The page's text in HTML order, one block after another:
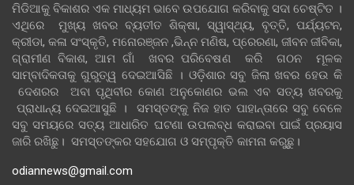
ମିଡିଆକୁ ବିକାଶର ଏକ ମାଧ୍ୟମ ଭାବେ ଉପଯୋଗ କରିବାକୁ ସଦା ଚେଷ୍ଟିତ ।
ଏଥିରେ ମୁଖ୍ୟ ଖବର ବ୍ୟତୀତ ଶିକ୍ଷା, ସ୍ୱାସ୍ଥ୍ୟ, ବୃତ୍ତି, ପର୍ଯ୍ୟଟନ,
କ୍ରୀଡା, କଳା ସଂସ୍କୃତି, ମନୋରଞ୍ଜନ ,ଭିନ୍ନ ମଣିଷ, ପ୍ରେରଣା, ଜୀବନ ଜୀବିକା,
ଗ୍ରାମୀଣ ବିକାଶ, ଆମ ଗାଁ ଖବର ପରିବେଷଣ କରି ଗଠନ ମୂଳକ
ସାମ୍ବାଦିକତାକୁ ଗୁରୁତ୍ୱ ଦେଇଆସିଛି । ଓଡ଼ିଶାର ସବୁ ଜିଲା ଖବର ହେଉ କି
ଦେଶରର ଅବା ପୃଥିବୀର କୋଣ ଅନୁକୋଣର ଭଲ ଏବ ସତ୍ୟ ଖବରକୁ
ପ୍ରାଧାନ୍ୟ ଦେଇଆସୁଛି । ସମସ୍ତଙ୍କୁ ନିଜ ହାତ ପାହାନ୍ତାରେ ସବୁ ବେଳେ
ସବୁ ସମୟରେ ସତ୍ୟ ଆଧାରିତ ଘଟଣା ଉପଲବ୍ଧ କରାଇବା ପାଇଁ ପ୍ରୟାସ
ଜାରି ରଖିଛୁ। ସମସ୍ତଙ୍କର ସହଯୋଗ ଓ ସମ୍ପୃକ୍ତି କାମନା କରୁଛୁ।
odiannews@gmail.com